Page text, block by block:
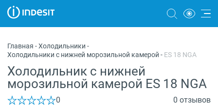
Морозильные камеры
Стиральные и сушильные машины
Посудомоечные машины
Главная -Холодильники -
Холодильники с нижней морозильной камерой - ES 18 NGA
Холодильник с нижней
морозильной камерой ES 18 NGA
0
0 отзывов